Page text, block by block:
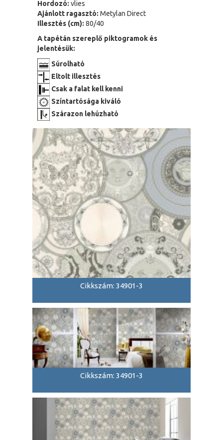
Hordozó: vlies
Ajánlott ragasztó: Metylan Direct
Illesztés (cm): 80/40
A tapétán szereplő piktogramok és
jelentésük:
Súrolható
Eltolt illesztés
Csak a falat kell kenni
Színtartósága kiváló
Szárazon lehúzható
Cikkszám: 34901-3
Cikkszám: 34901-3